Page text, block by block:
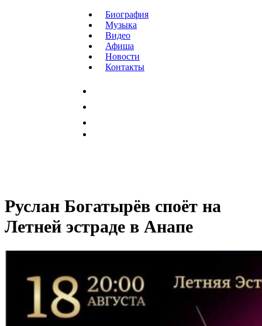
Биография
Музыка
Видео
Афиша
Новости
Контакты
Руслан Богатырёв споёт на
Летней эстраде в Анапе